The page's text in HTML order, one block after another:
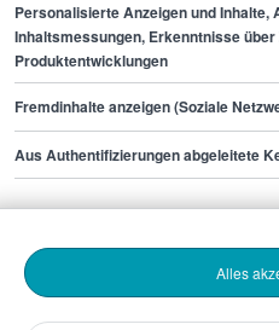
Finde den
der zu dir
Bewerbende
Personalisierte Anzeigen und Inhalte,
Inhaltsmessungen, Erkenntnisse
Produktentwicklungen
Fremdinhalte anzeigen (Soziale
Aus Authentifizierungen abgeleitete
Alles